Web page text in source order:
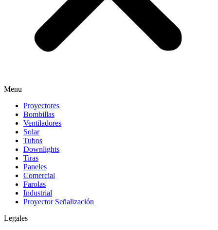
Menu
Proyectores
Bombillas
Ventiladores
Solar
Tubos
Downlights
Tiras
Paneles
Comercial
Farolas
Industrial
Proyector Señalización
Legales